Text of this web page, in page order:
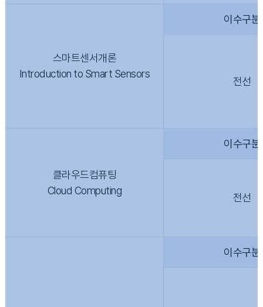
스마트센서개론
Introduction to Smart Sensors
이수구분
전선
클라우드컴퓨팅
Cloud Computing
이수구분
전선
이수구분